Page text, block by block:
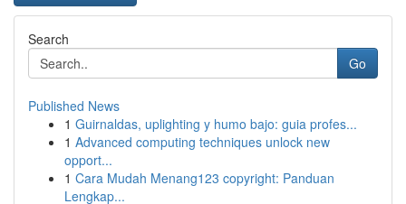
Search
Go
Published News
1 Guirnaldas, uplighting y humo bajo: guia profes...
1 Advanced computing techniques unlock new
opport...
1 Cara Mudah Menang123 copyright: Panduan
Lengkap...